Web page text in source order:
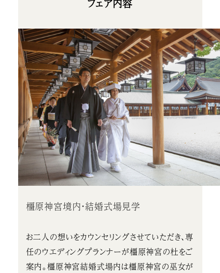
フェア内容
橿原神宮境内・結婚式場見学
お二人の想いをカウンセリングさせていただき、専
任のウエディングプランナーが橿原神宮の杜をご
案内。橿原神宮結婚式場内は橿原神宮の巫女が